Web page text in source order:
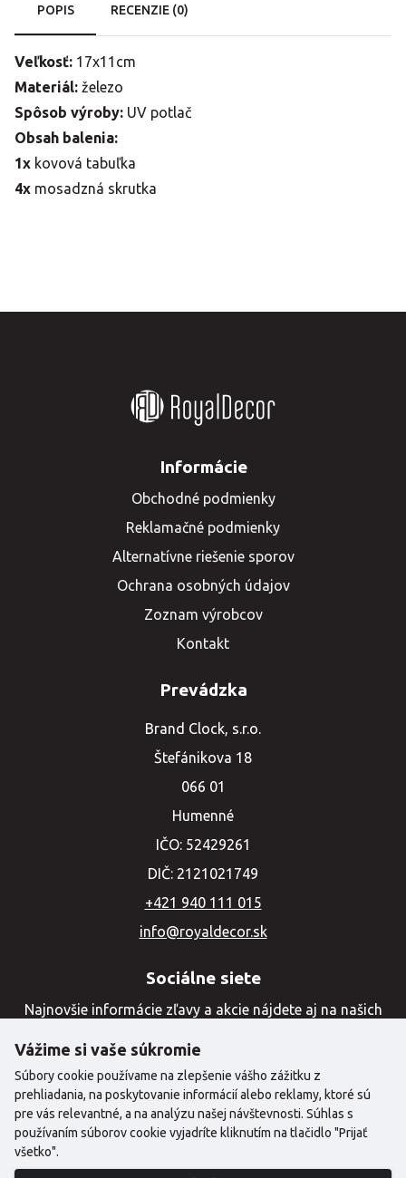
POPIS RECENZIE (0)
Veľkosť: 17x11cm
Materiál: železo
Spôsob výroby: UV potlač
Obsah balenia:
1x kovová tabuľka
4x mosadzná skrutka
Informácie
Obchodné podmienky
Reklamačné podmienky
Alternatívne riešenie sporov
Ochrana osobných údajov
Zoznam výrobcov
Kontakt
Prevádzka
Brand Clock, s.r.o.
Štefánikova 18
066 01
Humenné
IČO: 52429261
DIČ: 2121021749
+421 940 111 015
info@royaldecor.sk
Sociálne siete
Najnovšie informácie zľavy a akcie nájdete aj na našich
Vážime si vaše súkromie
Súbory cookie používame na zlepšenie vášho zážitku z
prehliadania, na poskytovanie informácií alebo reklamy, ktoré sú
pre vás relevantné, a na analýzu našej návštevnosti. Súhlas s
používaním súborov cookie vyjadríte kliknutím na tlačidlo "Prijať
všetko".